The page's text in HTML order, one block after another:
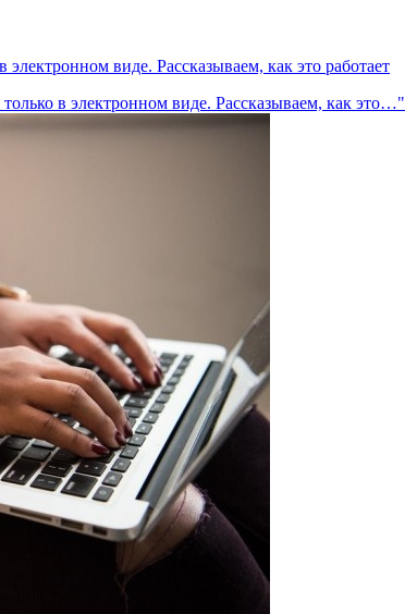
виде. Рассказываем, как это работает
в электронном виде. Рассказываем, как это…"